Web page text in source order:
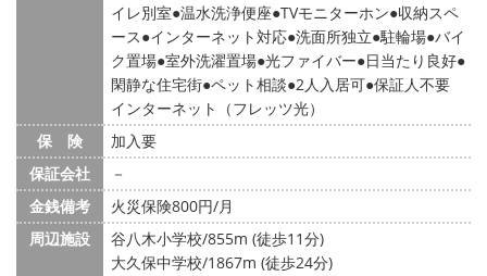
イレ別室 温水洗浄便座 TVモニターホン 収納スペ
ース インターネット対応 洗面所独立 駐輪場 バイ
ク置場 室外洗濯置場 光ファイバー 日当たり良好
閑静な住宅街 ペット相談 2人入居可 保証人不要
インターネット（フレッツ光）
保 険
加入要
保証会社
－
金銭備考
火災保険800円/月
周辺施設
谷八木小学校/855m (徒歩11分)
大久保中学校/1867m (徒歩24分)